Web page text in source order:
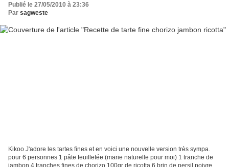
Publié le 27/05/2010 à 23:36
Par sagweste
Kikoo J'adore les tartes fines et en voici une nouvelle version très sympa.
pour 6 personnes 1 pâte feuilletée (marie naturelle pour moi) 1 tranche de
jambon 4 tranches fines de chorizo 100gr de ricotta 6 brin de persil poivre